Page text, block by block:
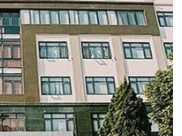
từng quốc gia EU